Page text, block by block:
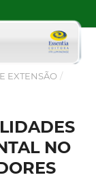
EXTENSÃO /
NO